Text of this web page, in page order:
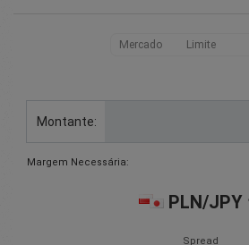
Mercado Limite
Montante:
Margem Necessária:
PLN/JPY
Spread